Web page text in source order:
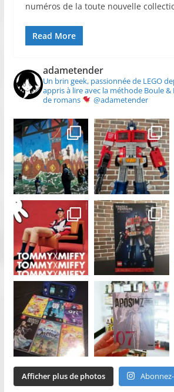
numéros de la toute nouvelle
Read More
adametender
Un brin geek, passionnée de LEGO
appris à lire avec la méthode Boule &
de romans
@adametender
Afficher plus de photos